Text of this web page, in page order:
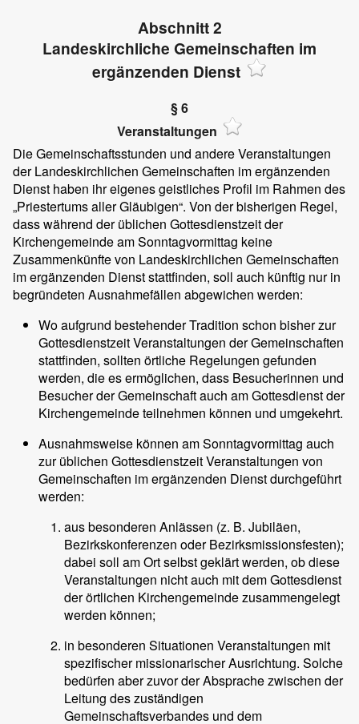
Abschnitt 2
Landeskirchliche Gemeinschaften im
ergänzenden Dienst
§ 6
Veranstaltungen
Die Gemeinschaftsstunden und andere Veranstaltungen
der Landeskirchlichen Gemeinschaften im ergänzenden
Dienst haben ihr eigenes geistliches Profil im Rahmen des
„Priestertums aller Gläubigen“. Von der bisherigen Regel,
dass während der üblichen Gottesdienstzeit der
Kirchengemeinde am Sonntagvormittag keine
Zusammenkünfte von Landeskirchlichen Gemeinschaften
im ergänzenden Dienst stattfinden, soll auch künftig nur in
begründeten Ausnahmefällen abgewichen werden:
Wo aufgrund bestehender Tradition schon bisher zur
Gottesdienstzeit Veranstaltungen der Gemeinschaften
stattfinden, sollten örtliche Regelungen gefunden
werden, die es ermöglichen, dass Besucherinnen und
Besucher der Gemeinschaft auch am Gottesdienst der
Kirchengemeinde teilnehmen können und umgekehrt.
Ausnahmsweise können am Sonntagvormittag auch
zur üblichen Gottesdienstzeit Veranstaltungen von
Gemeinschaften im ergänzenden Dienst durchgeführt
werden:
aus besonderen Anlässen (z. B. Jubiläen,
Bezirkskonferenzen oder Bezirksmissionsfesten);
dabei soll am Ort selbst geklärt werden, ob diese
Veranstaltungen nicht auch mit dem Gottesdienst
der örtlichen Kirchengemeinde zusammengelegt
werden können;
in besonderen Situationen Veranstaltungen mit
spezifischer missionarischer Ausrichtung. Solche
bedürfen aber zuvor der Absprache zwischen der
Leitung des zuständigen
Gemeinschaftsverbandes und dem